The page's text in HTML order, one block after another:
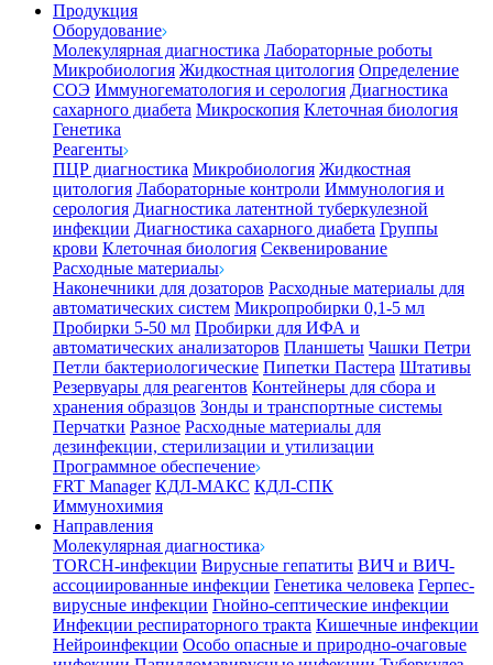
Продукция
Оборудование
Молекулярная диагностика Лабораторные роботы
Микробиология Жидкостная цитология Определение
СОЭ Иммуногематология и серология Диагностика
сахарного диабета Микроскопия Клеточная биология
Генетика
Реагенты
ПЦР диагностика Микробиология Жидкостная
цитология Лабораторные контроли Иммунология и
серология Диагностика латентной туберкулезной
инфекции Диагностика сахарного диабета Группы
крови Клеточная биология Секвенирование
Расходные материалы
Наконечники для дозаторов Расходные материалы для
автоматических систем Микропробирки 0,1-5 мл
Пробирки 5-50 мл Пробирки для ИФА и
автоматических анализаторов Планшеты Чашки Петри
Петли бактериологические Пипетки Пастера Штативы
Резервуары для реагентов Контейнеры для сбора и
хранения образцов Зонды и транспортные системы
Перчатки Разное Расходные материалы для
дезинфекции, стерилизации и утилизации
Программное обеспечение
FRT Manager КДЛ-МАКС КДЛ-СПК
Иммунохимия
Направления
Молекулярная диагностика
TORCH-инфекции Вирусные гепатиты ВИЧ и ВИЧ-
ассоциированные инфекции Генетика человека Герпес-
вирусные инфекции Гнойно-септические инфекции
Инфекции респираторного тракта Кишечные инфекции
Нейроинфекции Особо опасные и природно-очаговые